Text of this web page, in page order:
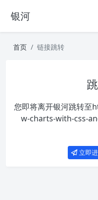
银河
首页 链接跳转
您即将离开银河跳转至
w-charts-with-css-
立即